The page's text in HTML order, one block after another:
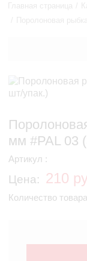
мм #PAL 03
Артикул :
Цена: 210
Количество